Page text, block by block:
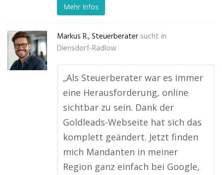
Mehr Infos
Markus R., Steuerberater sucht in
Diensdorf-Radlow
„Als Steuerberater war es immer
eine Herausforderung, online
sichtbar zu sein. Dank der
Goldleads-Webseite hat sich das
komplett geändert. Jetzt finden
mich Mandanten in meiner
Region ganz einfach bei Google,